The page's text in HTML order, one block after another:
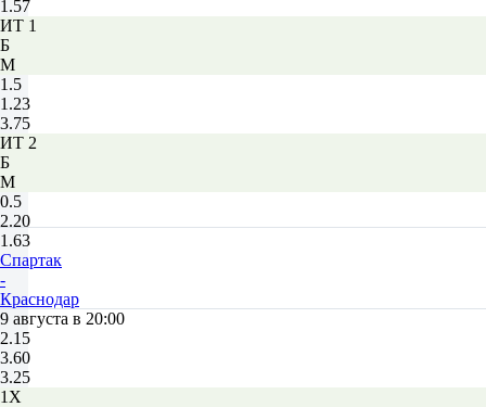
1.57
ИТ 1
Б
М
1.5
1.23
3.75
ИТ 2
Б
М
0.5
2.20
1.63
Спартак
-
Краснодар
9 августа в 20:00
2.15
3.60
3.25
1X